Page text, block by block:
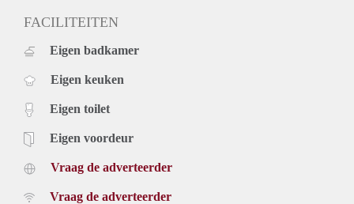
FACILITEITEN
Eigen badkamer
Eigen keuken
Eigen toilet
Eigen voordeur
Vraag de adverteerder
Vraag de adverteerder